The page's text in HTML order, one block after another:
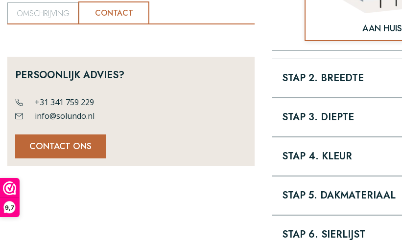
9,7
OMSCHRIJVING CONTACT
PERSOONLIJK ADVIES?
+31 341 759 229
info@solundo.nl
CONTACT ONS
AAN HUIS
STAP 2. BREEDTE
STAP 3. DIEPTE
STAP 4. KLEUR
STAP 5. DAKMATERIAAL
STAP 6. SIERLIJST